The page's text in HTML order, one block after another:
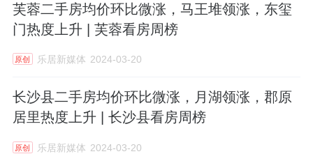
芙蓉二手房均价环比微涨，马王堆领涨，东玺
门热度上升 | 芙蓉看房周榜
原创 乐居新媒体 2024-03-20
长沙县二手房均价环比微涨，月湖领涨，郡原
居里热度上升 | 长沙县看房周榜
原创 乐居新媒体 2024-03-20